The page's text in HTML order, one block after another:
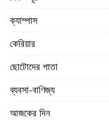
ক্যাম্পাস
কেরিয়ার
ছোটোদের পাতা
ব্যবসা-বাণিজ্য
আজকের দিন